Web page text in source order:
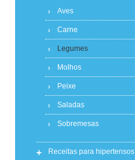
Aves
Carne
Legumes
Molhos
Peixe
Saladas
Sobremesas
+ Receitas para hipertensos